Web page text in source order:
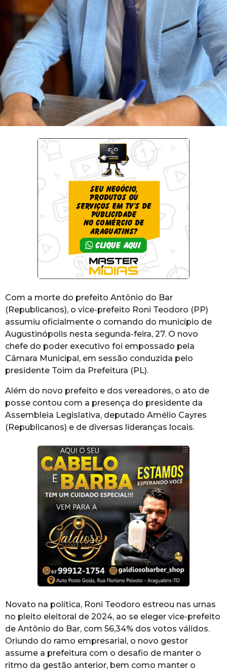
Com a morte do prefeito Antônio do Bar
(Republicanos), o vice-prefeito Roni Teodoro (PP)
assumiu oficialmente o comando do município de
Augustinópolis nesta segunda-feira, 27. O novo
chefe do poder executivo foi empossado pela
Câmara Municipal, em sessão conduzida pelo
presidente Toim da Prefeitura (PL).
Além do novo prefeito e dos vereadores, o ato de
posse contou com a presença do presidente da
Assembleia Legislativa, deputado Amélio Cayres
(Republicanos) e de diversas lideranças locais.
Novato na política, Roni Teodoro estreou nas urnas
no pleito eleitoral de 2024, ao se eleger vice-prefeito
de Antônio do Bar, com 56,34% dos votos válidos.
Oriundo do ramo empresarial, o novo gestor
assume a prefeitura com o desafio de manter o
ritmo da gestão anterior, bem como manter o